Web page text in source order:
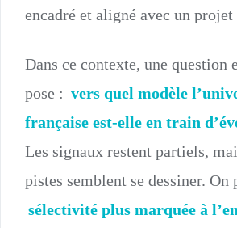
encadré et aligné avec un projet
Dans ce contexte, une question
pose : vers quel modèle
française est-elle en train
Les signaux restent partiels,
pistes semblent se dessiner. On
sélectivité plus marquée à